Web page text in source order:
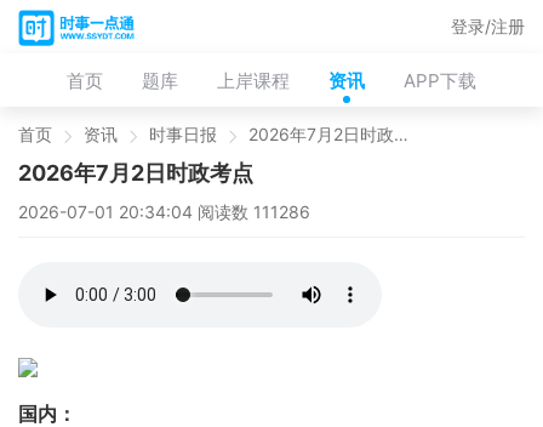
首页 题库 上岸课程 资讯 APP下载
登录/注册
首页 资讯 时事日报 2026年7月2日时政考点
2026年7月2日时政考点
2026-07-01 20:34:04 阅读数 111286
国内：